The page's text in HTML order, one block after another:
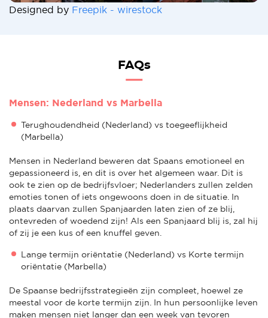
Designed by Freepik - wirestock
FAQs
Mensen: Nederland vs Marbella
Terughoudendheid (Nederland) vs toegeeflijkheid
(Marbella)
Mensen in Nederland beweren dat Spaans emotioneel en
gepassioneerd is, en dit is over het algemeen waar. Dit is
ook te zien op de bedrijfsvloer; Nederlanders zullen zelden
emoties tonen of iets ongewoons doen in de situatie. In
plaats daarvan zullen Spanjaarden laten zien of ze blij,
ontevreden of woedend zijn! Als een Spanjaard blij is, zal hij
of zij je een kus of een knuffel geven.
Lange termijn oriëntatie (Nederland) vs Korte termijn
oriëntatie (Marbella)
De Spaanse bedrijfsstrategieën zijn compleet, hoewel ze
meestal voor de korte termijn zijn. In hun persoonlijke leven
maken mensen niet langer dan een week van tevoren